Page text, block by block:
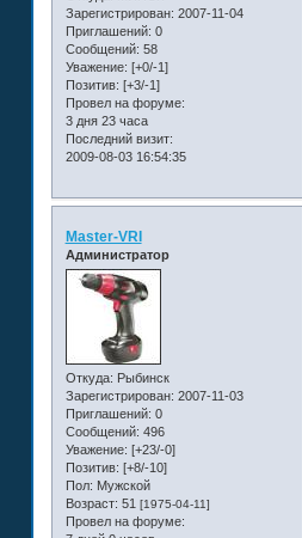
Зарегистрирован: 2007-11-04
Приглашений: 0
Сообщений: 58
Уважение: [+0/-1]
Позитив: [+3/-1]
Провел на форуме:
3 дня 23 часа
Последний визит:
2009-08-03 16:54:35
Master-VRI
Администратор
Откуда: Рыбинск
Зарегистрирован: 2007-11-03
Приглашений: 0
Сообщений: 496
Уважение: [+23/-0]
Позитив: [+8/-10]
Пол: Мужской
Возраст: 51 [1975-04-11]
Провел на форуме: